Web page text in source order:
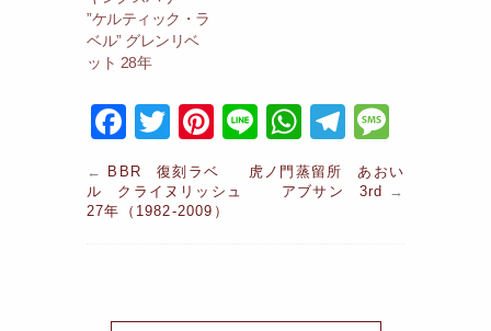
”ケルティック・ラ
ベル” グレンリベ
ット 28年
F
a
c
e
T
w
itt
er
Pi
nt
er
e
Li
n
e
W
h
at
T
el
e
s
←
BBR 復刻ラベ
ル クライヌリッシュ
27年（1982-2009）
虎ノ門蒸留所 あおい
アブサン 3rd
→